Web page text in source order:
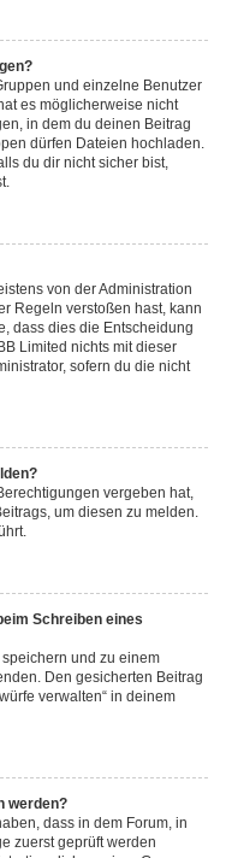
und einzelne Benutzer
es möglicherweise nicht
in dem du deinen Beitrag
dürfen Dateien hochladen.
du dir nicht sicher bist,
von der Administration
Regeln verstoßen hast, kann
dass dies die Entscheidung
Limited nichts mit dieser
sofern du die nicht
vergeben hat,
um diesen zu melden.
Schreiben eines
und zu einem
Den gesicherten Beitrag
verwalten“ in deinem
werden?
dass in dem Forum, in
zuerst geprüft werden